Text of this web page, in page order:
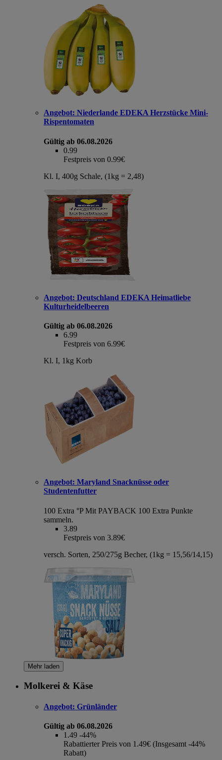
Angebot: Niederlande EDEKA Herzstücke Mini-
Rispentomaten
Gültig ab 06.08.2026
0.99
Festpreis von 0.99€
Kl. I, 400g Schale, (1kg = 2,48)
Angebot: Deutschland EDEKA Heimatliebe
Kulturheidelbeeren
Gültig ab 06.08.2026
6.99
Festpreis von 6.99€
Kl. I, 1kg Korb
Angebot: Maryland Snacknüsse oder
Studentenfutter
100 Extra °P Mit PAYBACK 100 Extra Punkte
sammeln.
3.89
Festpreis von 3.89€
versch. Sorten, 250/275g Becher, (1kg = 15,56/14,15)
Mehr laden
Molkerei & Käse
Angebot: Grünländer
Gültig ab 06.08.2026
1.49 -44%
Rabattierter Preis von 1.49€ (Insgesamt -44%
Rabatt)